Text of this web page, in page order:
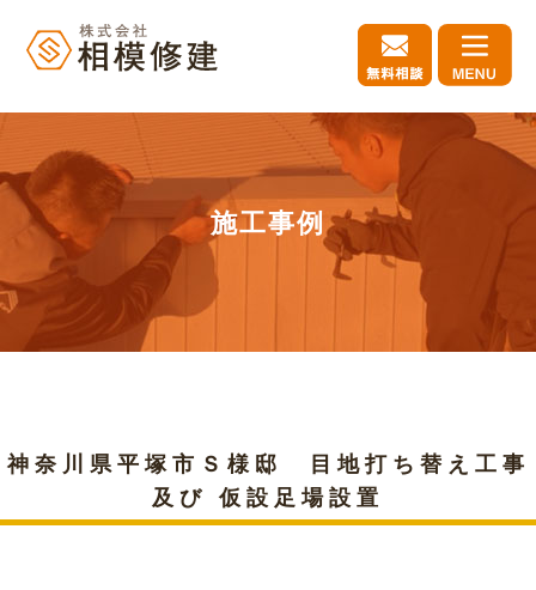
施工事例
神奈川県平塚市Ｓ様邸 目地打ち替え工事
及び 仮設足場設置